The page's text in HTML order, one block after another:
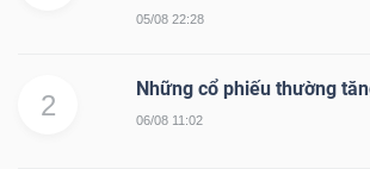
05/08 22:28
2
Những cổ phiếu thường
06/08 11:02